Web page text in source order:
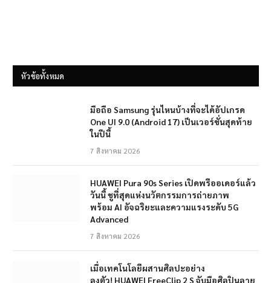
หัวข้อทั้งหมด
มือถือ Samsung รุ่นไหนบ้างที่จะได้อัปเกรด
One UI 9.0 (Android 17) เป็นเวอร์ชั่นสุดท้าย
ในปีนี้
7 สิงหาคม 2026
HUAWEI Pura 90s Series เปิดพรีออเดอร์แล้ว
วันนี้ ชูที่สุดแห่งนวัตกรรมการถ่ายภาพ
พร้อม AI อัจฉริยะและความแรงระดับ 5G
Advanced
7 สิงหาคม 2026
เมื่อเทคโนโลยีผสานศิลปะอย่าง
ลงตัว! HUAWEI FreeClip 2 S จับมือศิลปินลาย